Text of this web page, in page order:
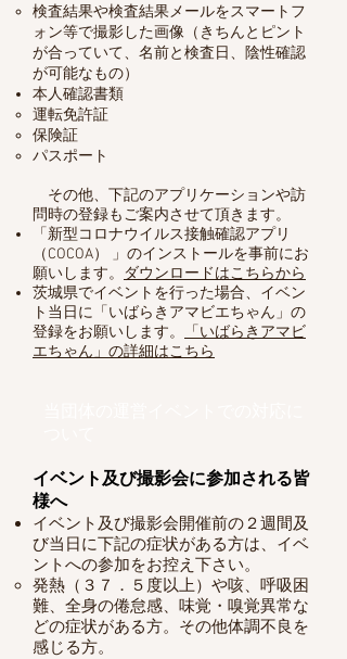
検査結果や検査結果メールをスマートフ
ォン等で撮影した画像（きちんとピント
が合っていて、名前と検査日、陰性確認
が可能なもの）
​本人確認書類
運転免許証
保険証
​パスポート
その他、下記のアプリケーションや訪
問時の登録もご案内させて頂きます。
「新型コロナウイルス接触確認アプリ
（COCOA） 」のインストールを事前にお
願いします。
ダウンロードはこちらから
​茨城県でイベントを行った場合、イベン
ト当日に「いばらきアマビエちゃん」の
登録をお願いします。
「いばらきアマビ
エちゃん」の詳細はこちら
イベント及び撮影会に参加される皆
様へ
イベント及び撮影会開催前の２週間及
び当日に下記の症状がある方は、イベ
ントへの参加をお控え下さい。
発熱（ ３７．５度以上 ）や咳、呼吸困
難、全身の倦怠感、味覚・嗅覚異常な
どの症状がある方。その他体調不良を
感じる方。